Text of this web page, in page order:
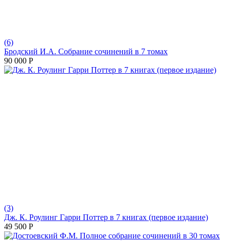
(6)
Бродский И.А. Собрание сочинений в 7 томах
90 000 Р
(3)
Дж. К. Роулинг Гарри Поттер в 7 книгах (первое издание)
49 500 Р